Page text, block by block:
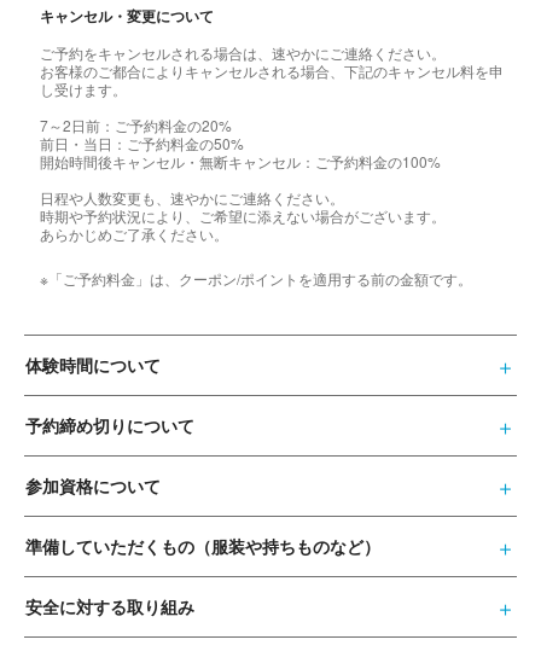
キャンセル・変更について
ご予約をキャンセルされる場合は、速やかにご連絡ください。
お客様のご都合によりキャンセルされる場合、下記のキャンセル料を申
し受けます。
7～2日前：ご予約料金の20%
前日・当日：ご予約料金の50%
開始時間後キャンセル・無断キャンセル：ご予約料金の100%
日程や人数変更も、速やかにご連絡ください。
時期や予約状況により、ご希望に添えない場合がございます。
あらかじめご了承ください。
※「ご予約料金」は、クーポン/ポイントを適用する前の金額です。
体験時間について
予約締め切りについて
参加資格について
準備していただくもの（服装や持ちものなど）
安全に対する取り組み